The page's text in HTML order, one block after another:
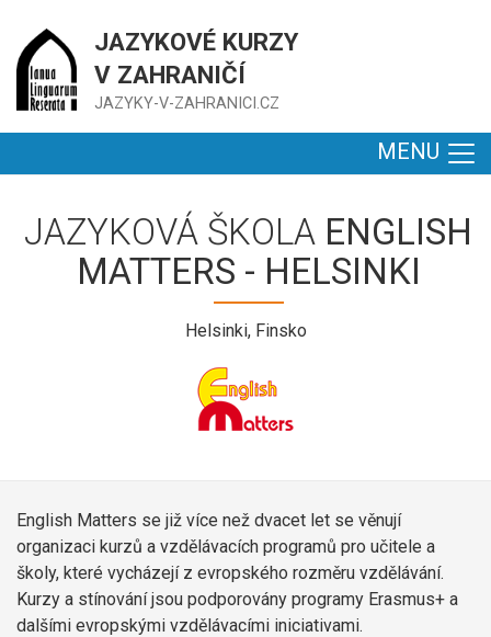
JAZYKOVÉ KURZY
V ZAHRANIČÍ
JAZYKY-V-ZAHRANICI.CZ
MENU
JAZYKOVÁ ŠKOLA ENGLISH
MATTERS - HELSINKI
Helsinki, Finsko
English Matters se již více než dvacet let se věnují
organizaci kurzů a vzdělávacích programů pro učitele a
školy, které vycházejí z evropského rozměru vzdělávání.
Kurzy a stínování jsou podporovány programy Erasmus+ a
dalšími evropskými vzdělávacími iniciativami.